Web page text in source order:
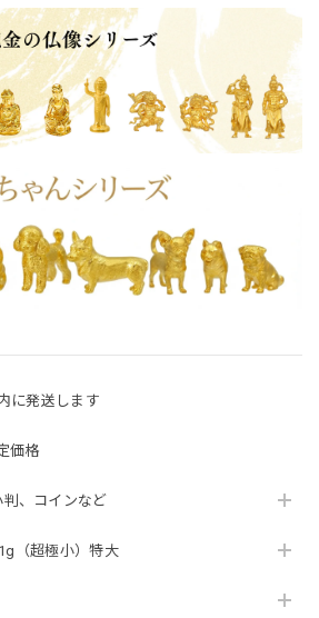
に発送します
価格
判、コインなど
（超極小）特大